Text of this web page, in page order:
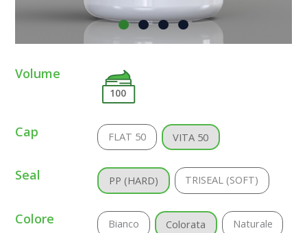
Volume
100
Cap FLAT 50 VITA 50
Seal PP (HARD) TRISEAL (SOFT)
Colore
Bianco Colorata Naturale